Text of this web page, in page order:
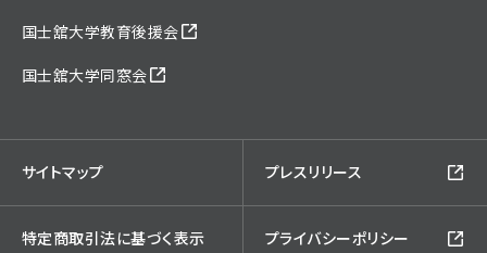
国士舘大学教育後援会
国士舘大学同窓会
サイトマップ プレスリリース
特定商取引法に基づく表示 プライバシーポリシー